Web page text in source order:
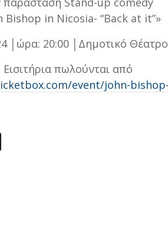
Bishop in Nicosia- “Back at it”»
│ώρα: 20:00 │Δημοτικό
Εισιτήρια πωλούνται από
event/john-bishop-